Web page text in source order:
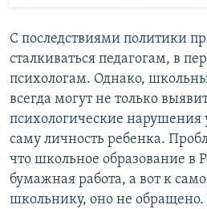
С последствиями политики
сталкиваться педагогам, в
психологам. Однако,
всегда могут не только
психологические нарушения
саму личность ребенка.
что школьное образование в
бумажная работа, а вот к
школьнику, оно не обращено.